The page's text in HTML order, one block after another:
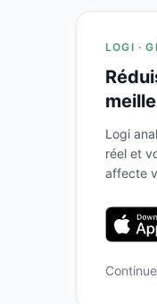
LOGI ·
Logi
réel et
affecte